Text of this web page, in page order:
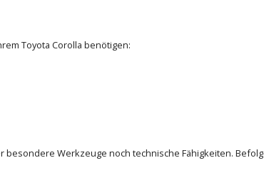
Toyota Corolla benötigen:
Werkzeuge noch technische Fähigkeiten.